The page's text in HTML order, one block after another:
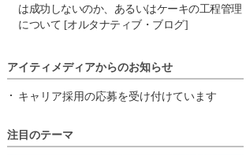
は成功しないのか、あるいはケーキの工程管理
について [オルタナティブ・ブログ]
アイティメディアからのお知らせ
キャリア採用の応募を受け付けています
注目のテーマ